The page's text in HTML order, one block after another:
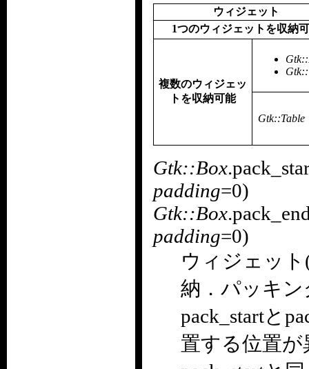
ウィジェット
1つのウィジェットを収納
複数のウィジェッ
トを収納可能
Gtk::Table
Gtk::Box
padding=0)
Gtk::Box
padding=0)
ウィジェット
納．パッキン
pack_startと
置する位置が